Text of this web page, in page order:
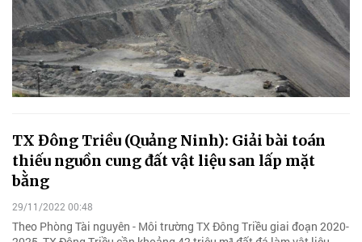
TX Đông Triều (Quảng Ninh): Giải bài toán
thiếu nguồn cung đất vật liệu san lấp mặt
bằng
29/11/2022 00:48
Theo Phòng Tài nguyên - Môi trường TX Đông Triều giai đoạn 2020-